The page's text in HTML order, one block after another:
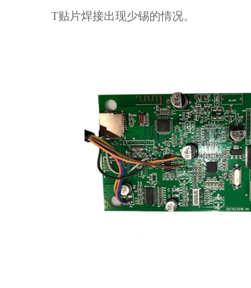
T贴片焊接出现少锡的情况。